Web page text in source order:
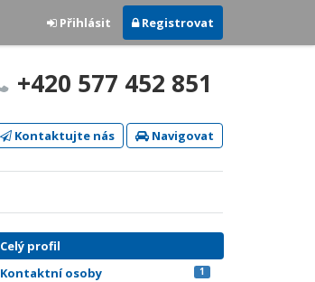
Přihlásit Registrovat
+420 577 452 851
Kontaktujte nás Navigovat
Celý profil
Kontaktní osoby
1